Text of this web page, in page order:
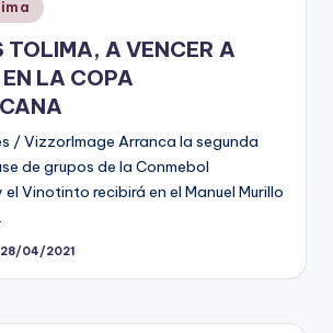
TOLIMA, A VENCER A
LA COPA
/ VizzorImage Arranca la segunda
de grupos de la Conmebol
Vinotinto recibirá en el Manuel Murillo
28/04/2021